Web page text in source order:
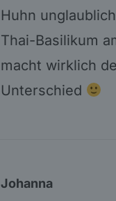
Huhn
Thai-Basilikum
macht wirklich
Unterschied
Johanna